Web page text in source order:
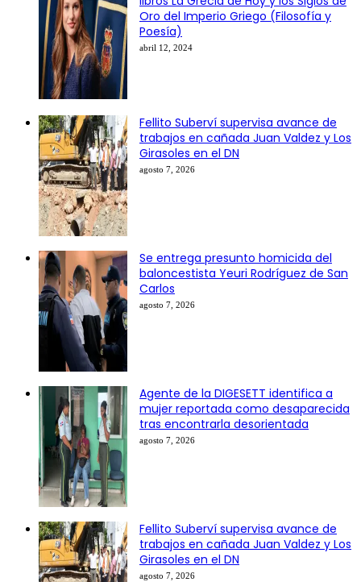
Oro del Imperio Griego (Filosofía y
Poesía)
abril 12, 2024
Fellito Suberví supervisa avance de
trabajos en cañada Juan Valdez y Los
Girasoles en el DN
agosto 7, 2026
Se entrega presunto homicida del
baloncestista Yeuri Rodríguez de San
Carlos
agosto 7, 2026
Agente de la DIGESETT identifica a
mujer reportada como desaparecida
tras encontrarla desorientada
agosto 7, 2026
Fellito Suberví supervisa avance de
trabajos en cañada Juan Valdez y Los
Girasoles en el DN
agosto 7, 2026